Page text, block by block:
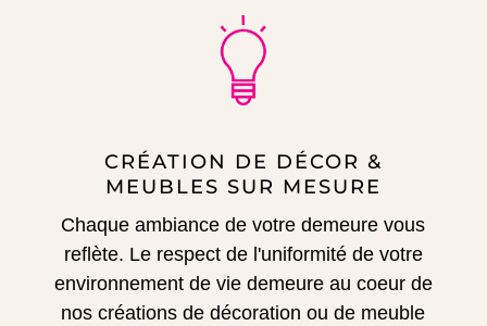
CRÉATION DE DÉCOR &
MEUBLES SUR MESURE
Chaque ambiance de votre demeure vous
reflète. Le respect de l'uniformité de votre
environnement de vie demeure au coeur de
nos créations de décoration ou de meuble